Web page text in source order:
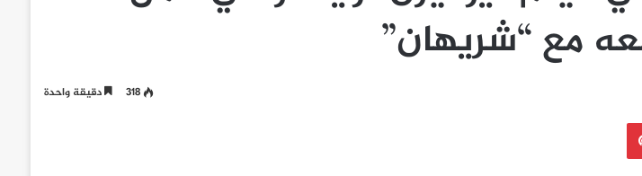
مع “شريهان”
318 دقيقة واحدة